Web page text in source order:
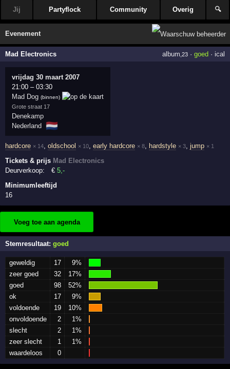
Jij Partyflock Community Overig 🔍
Evenement
Mad Electronics album ,23· goed · ical
vrijdag 30 maart 2007
21:00 –03:30
Mad Dog (binnen)
Grote straat 17
Denekamp
Nederland 🇳🇱
hardcore × 14 ,oldschool × 10 ,early hardcore × 8 hardstyle × 3 ,jump × 1
Tickets & prijs Mad Electronics
Deurverkoop:
€5,-
Minimumleeftijd
16
Voeg toe aan agenda
Stemresultaat:goed
geweldig 17
9%
zeer goed
32
17%
goed
98
52%
ok
17
9%
voldoende
19
10%
onvoldoende
2
1%
slecht
2
1%
zeer slecht
1
1%
waardeloos
0